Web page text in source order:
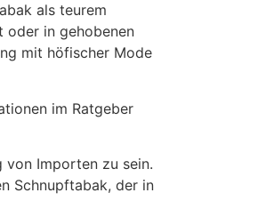
als teurem
oder in gehobenen
mit höfischer Mode
im Ratgeber
von Importen zu sein.
Schnupftabak, der in